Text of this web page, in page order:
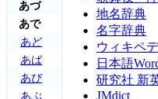
あづ
あで
あど
あば
あび
あぶ
地名辞典
名字辞典
ウィキペ
日本語
研究社 新
JMdict